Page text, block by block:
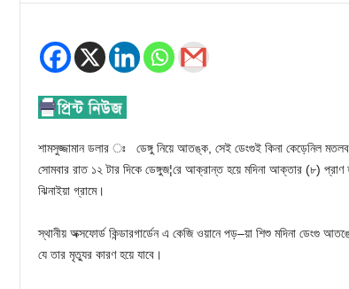
শামসুজ্জামান ডলার ঃ ডেঙ্গু নিয়ে আতঙ্ক, সেই ডেংগুই কিনা কেড়েনিল
সোমবার রাত ১২ টার দিকে ডেঙ্গুজ¦রে আক্রান্ত হয়ে মদিনা আক্তার (৮)
ঝিনাইয়া গ্রামে।
স্থানীয় অক্সফোর্ড কিন্ডারগার্ডেন এ কেজি ওয়ানে পড়–য়া শিশু মদিনা ডেংগু
যে তার মৃত্যুর কারণ হয়ে যাবে।